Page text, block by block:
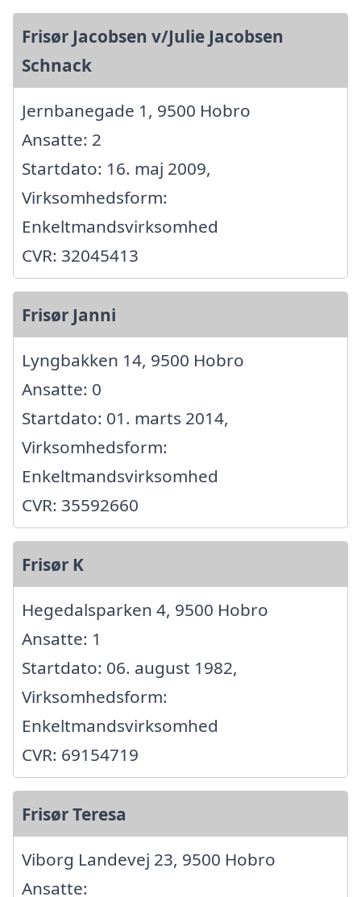
Frisør Jacobsen v/Julie Jacobsen
Schnack
Jernbanegade 1, 9500 Hobro
Ansatte: 2
Startdato: 16. maj 2009,
Virksomhedsform:
Enkeltmandsvirksomhed
CVR: 32045413
Frisør Janni
Lyngbakken 14, 9500 Hobro
Ansatte: 0
Startdato: 01. marts 2014,
Virksomhedsform:
Enkeltmandsvirksomhed
CVR: 35592660
Frisør K
Hegedalsparken 4, 9500 Hobro
Ansatte: 1
Startdato: 06. august 1982,
Virksomhedsform:
Enkeltmandsvirksomhed
CVR: 69154719
Frisør Teresa
Viborg Landevej 23, 9500 Hobro
Ansatte: